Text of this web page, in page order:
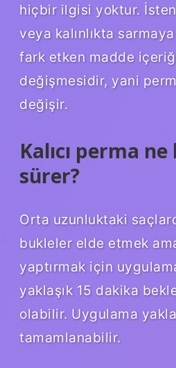
hiçbir ilgisi yoktur.
veya kalınlıkta
fark etken madde
değişmesidir, yani
değişir.
Kalıcı perma
sürer?
Orta uzunluktaki
bukleler elde etmek
yaptırmak için
yaklaşık 15 dakika
olabilir. Uygulama
tamamlanabilir.